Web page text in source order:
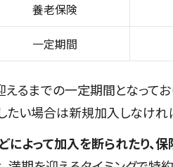
養老保険
一定期間
るまでの一定期間となって
たい場合は新規加入しなけれ
によって加入を断られたり、